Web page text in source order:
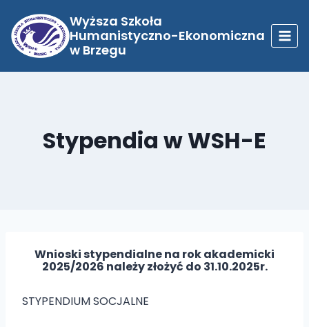
treści
Wyższa Szkoła
Humanistyczno-Ekonomiczna
w Brzegu
Stypendia w WSH-E
Wnioski stypendialne na rok akademicki
2025/2026 należy złożyć do 31.10.2025r.
STYPENDIUM SOCJALNE